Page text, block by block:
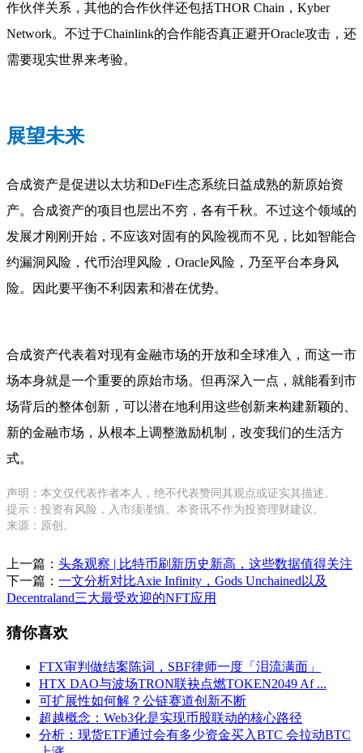
作伙伴关系，其他的合作伙伴还包括THOR Chain，Kyber
Network。不过于Chainlink的合作能否真正避开Oracle攻击，还
需要现实世界来考验。
展望未来
合成资产是促进以太坊和DeFi生态系统日益成熟的新原始资
产。合成资产的项目也层出不穷，各有千秋。不过这个领域的
发展才刚刚开始，不应该对固有的风险视而不见，比如智能合
约漏洞风险，代币治理风险，Oracle风险，乃至平台本身风
险。因此要平衡不利因素和潜在优势。
合成资产代表着对现有金融市场的开放和全球准入，而这一市
场本身就是一个重要的原始市场。但再深入一点，就能看到市
场背后的整体创新，可以潜在地利用这些创新来构建新颖的、
新的金融市场，从根本上调整激励机制，改变我们的生活方
式。
声明：本文仅代表作者本人，绝不代表赞同其观点或证实其描述。
提示：投资有风险，入市须谨慎。本资讯不作为投资理财建议。
来源：原创。
上一篇： 头条观察 | 比特币刷新历史新高，这些数据值得关注
下一篇： 一文分析对比Axie Infinity，Gods Unchained以及
Decentraland三大最受欢迎的NFT应用
猜你喜欢
FTX审判做结案陈词，SBF律师一度「泪流满面」
HTX DAO与波场TRON联袂点燃TOKEN2049 Af ...
可扩展性如何解？公链赛道创新不断
超越概念：Web3化是实现币股联动的核心路径
分析：现货ETF通过会有多少资金买入BTC 会拉动BTC